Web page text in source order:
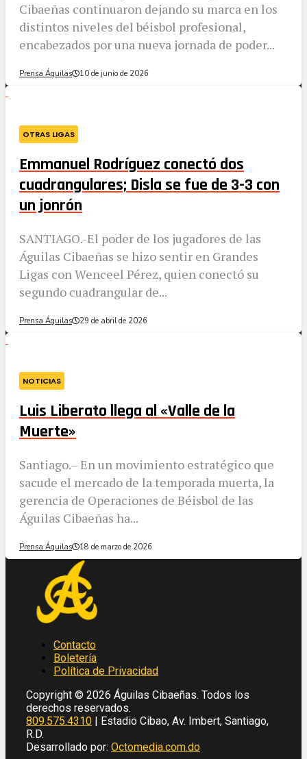
Cibaeñas continuaron dejando su marca en los
distintos niveles del béisbol profesional,
encabezados por una nueva jornada de poder...
Prensa Águilas 10 de junio de 2026
OTRAS LIGAS
Emmanuel Rodríguez conectó dos
cuadrangulares; Disla se fue de 3-3 con
un jonrón
SANTIAGO.-El poder de los jugadores de las
Águilas Cibaeñas se hizo sentir en Grandes
Ligas con Wenceel Pérez, quien conectó su
segundo cuadrangular de...
Prensa Águilas 29 de abril de 2026
NOTICIAS
Luis Liberato llega al «Valle de la
Muerte»
​Santiago.– En un movimiento estratégico que
sacude el mercado de la temporada muerta, la
gerencia de Operaciones de Béisbol de las
Águilas Cibaeñas ha...
Prensa Águilas 18 de marzo de 2026
Contacto
Boletería
Política de Privacidad
Copyright © 2026 Águilas Cibaeñas. Todos los
derechos reservados.
809.575.4310 | Estadio Cibao, Av. Imbert, Santiago,
R.D.
Desarrollado por: Octomedia.com.do